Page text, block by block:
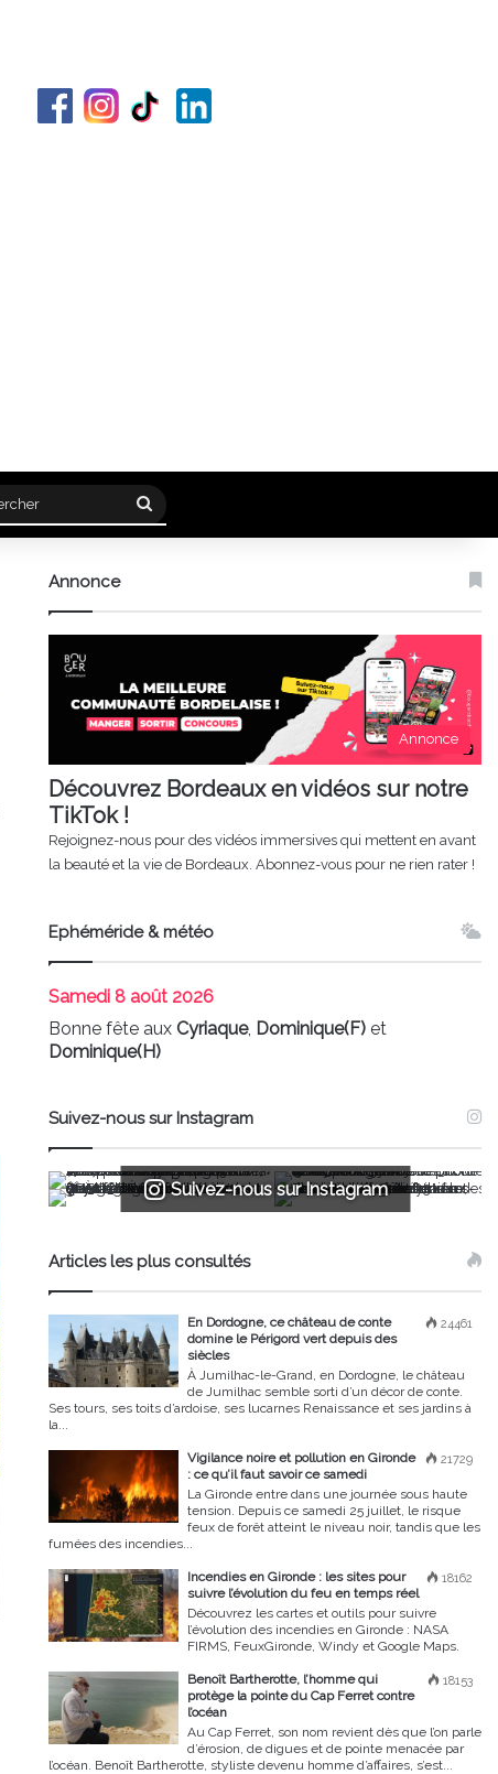
Rechercher
Annonce
Annonce
Découvrez Bordeaux en vidéos sur notre
TikTok !
Rejoignez-nous pour des vidéos immersives qui mettent en avant
la beauté et la vie de Bordeaux. Abonnez-vous pour ne rien rater !
Ephéméride & météo
Samedi 8 août 2026
Bonne fête auxCyriaque, Dominique(F) et
Dominique(H)
Suivez-nous sur Instagram
Suivez-nous sur Instagram
Articles les plus consultés
24461
En Dordogne, ce château de conte
domine le Périgord vert depuis des
siècles
À Jumilhac-le-Grand, en Dordogne, le château
de Jumilhac semble sorti d’un décor de conte.
Ses tours, ses toits d’ardoise, ses lucarnes Renaissance et ses jardins à
la...
21729
Vigilance noire et pollution en Gironde
: ce qu’il faut savoir ce samedi
La Gironde entre dans une journée sous haute
tension. Depuis ce samedi 25 juillet, le risque
feux de forêt atteint le niveau noir, tandis que les
fumées des incendies...
18162
Incendies en Gironde : les sites pour
suivre l’évolution du feu en temps réel
Découvrez les cartes et outils pour suivre
l’évolution des incendies en Gironde : NASA
FIRMS, FeuxGironde, Windy et Google Maps.
18153
Benoît Bartherotte, l’homme qui
protège la pointe du Cap Ferret contre
l’océan
Au Cap Ferret, son nom revient dès que l’on parle
d’érosion, de digues et de pointe menacée par
l’océan. Benoît Bartherotte, styliste devenu homme d’affaires, s’est...